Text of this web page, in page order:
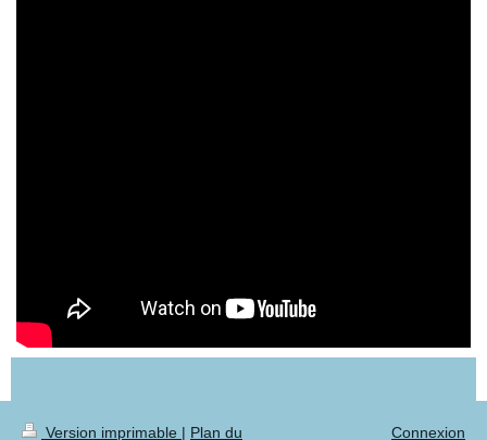
Version imprimable | Plan du Connexion